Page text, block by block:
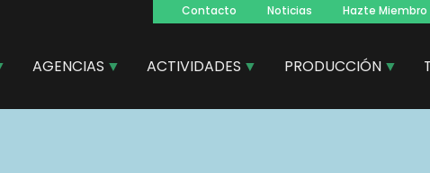
Navegacion
principal
Contacto Noticias Hazte Miembro
AGENCIAS ACTIVIDADES PRODUCCIÓN